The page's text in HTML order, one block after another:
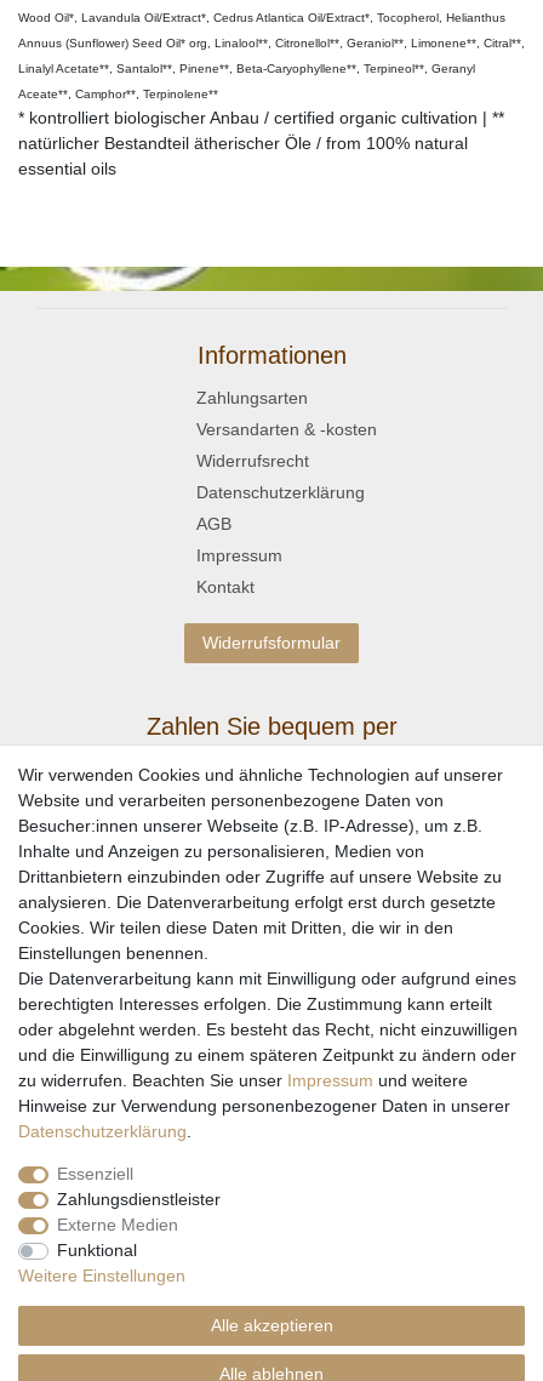
Wood Oil*, Lavandula Oil/Extract*, Cedrus Atlantica Oil/Extract*, Tocopherol, Helianthus
Annuus (Sunflower) Seed Oil* org, Linalool**, Citronellol**, Geraniol**, Limonene**, Citral**,
Linalyl Acetate**, Santalol**, Pinene**, Beta-Caryophyllene**, Terpineol**, Geranyl
Aceate**, Camphor**, Terpinolene**
* kontrolliert biologischer Anbau / certified organic cultivation | **
natürlicher Bestandteil ätherischer Öle / from 100% natural
essential oils
Informationen
Zahlungsarten
Versandarten & -kosten
Widerrufsrecht
Datenschutzerklärung
AGB
Impressum
Kontakt
Widerrufsformular
Zahlen Sie bequem per
Wir versenden mit
* Alle Preise inkl. gesetzl. Mehrwertsteuer zzgl. Versandkosten und ggf.
Nachnahmegebühren, wenn nicht anders beschrieben
Länder
hier
© Copyright 2026 Natur & Trendshop. Alle Rechte vorbehalten.
Wir verwenden Cookies und ähnliche Technologien auf unserer
Website und verarbeiten personenbezogene Daten von
Besucher:innen unserer Webseite (z.B. IP-Adresse), um z.B.
Inhalte und Anzeigen zu personalisieren, Medien von
Drittanbietern einzubinden oder Zugriffe auf unsere Website zu
analysieren. Die Datenverarbeitung erfolgt erst durch gesetzte
Cookies. Wir teilen diese Daten mit Dritten, die wir in den
Einstellungen benennen.
Die Datenverarbeitung kann mit Einwilligung oder aufgrund eines
berechtigten Interesses erfolgen. Die Zustimmung kann erteilt
oder abgelehnt werden. Es besteht das Recht, nicht einzuwilligen
und die Einwilligung zu einem späteren Zeitpunkt zu ändern oder
zu widerrufen. Beachten Sie unser Impressum und weitere
Hinweise zur Verwendung personenbezogener Daten in unserer
Daten­schutz­erklärung
Essenziell
Zahlungsdienstleister
Externe Medien
Funktional
Weitere Einstellungen
Alle akzeptieren
Alle ablehnen